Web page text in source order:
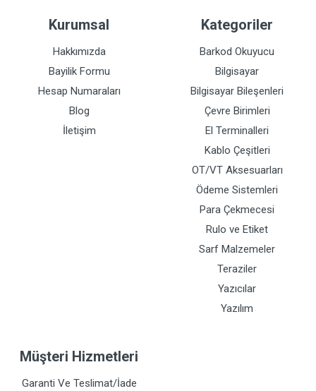
Kurumsal
Hakkımızda
Bayilik Formu
Hesap Numaraları
Blog
İletişim
Kategoriler
Barkod Okuyucu
Bilgisayar
Bilgisayar Bileşenleri
Çevre Birimleri
El Terminalleri
Kablo Çeşitleri
OT/VT Aksesuarları
Ödeme Sistemleri
Para Çekmecesi
Rulo ve Etiket
Sarf Malzemeler
Teraziler
Yazıcılar
Yazılım
Müşteri Hizmetleri
Garanti Ve Teslimat/İade